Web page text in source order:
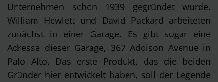
Unternehmen schon 1939 gegründet wurde.
William Hewlett und David Packard arbeiteten
zunächst in einer Garage. Es gibt sogar eine
Adresse dieser Garage, 367 Addison Avenue in
Palo Alto. Das erste Produkt, das die beiden
Gründer hier entwickelt haben, soll der Legende